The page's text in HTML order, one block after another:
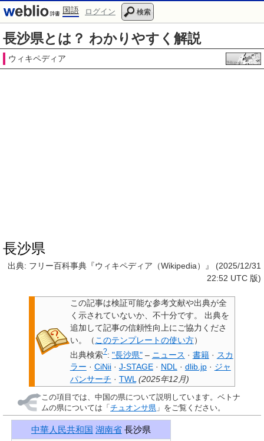
国語 ログイン 検索
長沙県とは？ わかりやすく解説
ウィキペディア
長沙県
出典: フリー百科事典『ウィキペディア（Wikipedia）』 (2025/12/31
22:52 UTC 版)
この記事は検証可能な参考文献や出典が全
く示されていないか、不十分です。
出典を
追加して記事の信頼性向上にご協力くださ
い。
（ このテンプレートの使い方）
出典検索?: "長沙県"– ニュース · 書籍 · スカ
ラー · CiNii · J-STAGE · NDL · dlib.jp · ジャ
パンサーチ · TWL (2025年12月)
この項目では、中国の県について説明しています。ベトナ
ムの県については「チュオンサ県 」をご覧ください。
中華人民共和国 湖南省 長沙県